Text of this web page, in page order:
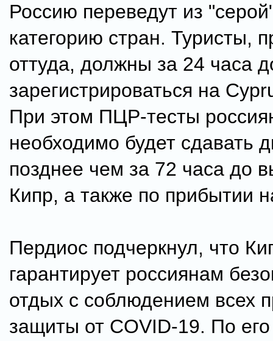
Россию переведут из
категорию стран. Туристы,
оттуда, должны за 24 часа
зарегистрироваться на
При этом ПЦР-тесты
необходимо будет сдавать
позднее чем за 72 часа до
Кипр, а также по прибытии
Пердиос подчеркнул, что
гарантирует россиянам
отдых с соблюдением всех
защиты от COVID-19. По